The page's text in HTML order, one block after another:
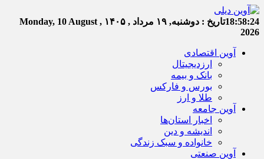
18:58:25تاریخ : دوشنبه, ۱۹ مرداد , ۱۴۰۵
Monday, 10 August ,
2026
آوین اقتصادی
ارزدیجیتال
بانک و بیمه
بورس و فارکس
طلا و ارز
آوین جامعه
اخبار استان‌ها
اندیشه و دین
خانواده و سبک زندگی
آوین صنعتی